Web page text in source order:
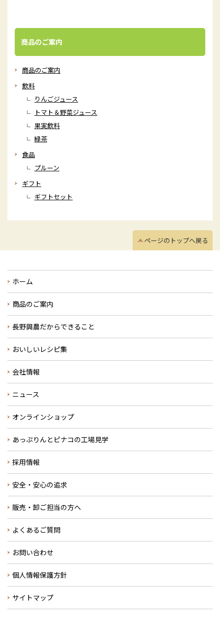
商品のご案内
商品のご案内
飲料
りんごジュース
トマト＆野菜ジュース
果実飲料
緑茶
食品
プルーン
ギフト
ギフトセット
ページのトップへ戻る
ホーム
商品のご案内
長野興農だからできること
おいしいレシピ集
会社情報
ニュース
オンラインショップ
あっぷりんとピナコの工場見学
採用情報
安全・安心の追求
販売・卸ご担当の方へ
よくあるご質問
お問い合わせ
個人情報保護方針
サイトマップ